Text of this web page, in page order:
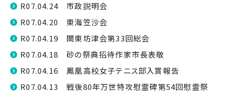
R07.04.24 市政説明会
R07.04.20 東海笠沙会
R07.04.19 関東坊津会第33回総会
R07.04.18 砂の祭典招待作家市長表敬
R07.04.16 鳳凰高校女子テニス部入賞報告
R07.04.13 戦後80年万世特攻慰霊碑第54回慰霊祭